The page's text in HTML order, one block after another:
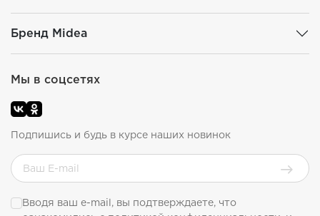
Бренд Midea
Мы в соцсетях
Подпишись и будь в курсе наших новинок
Вводя ваш e-mail, вы подтверждаете, что